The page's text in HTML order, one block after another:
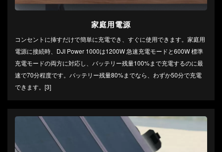
家庭用電源
コンセントに挿すだけで簡単に充電でき、すぐに使用できます。家庭用
電源に接続時、DJI Power 1000は1200W 急速充電モードと600W 標準
充電モードの両方に対応し、バッテリー残量100%まで充電するのに最
速で70分程度です。バッテリー残量80%までなら、‌わずか50分で充電
できます。[3]